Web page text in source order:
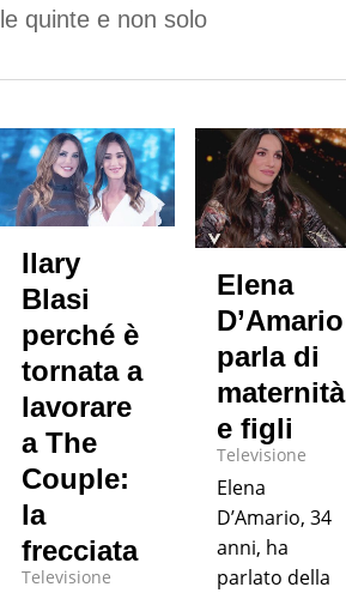
le quinte e non solo
Ilary
Blasi
perché è
tornata a
lavorare
a The
Couple:
la
frecciata
Televisione
Elena
D’Amario
parla di
maternità
e figli
Televisione
Elena
D’Amario, 34
anni, ha
parlato della